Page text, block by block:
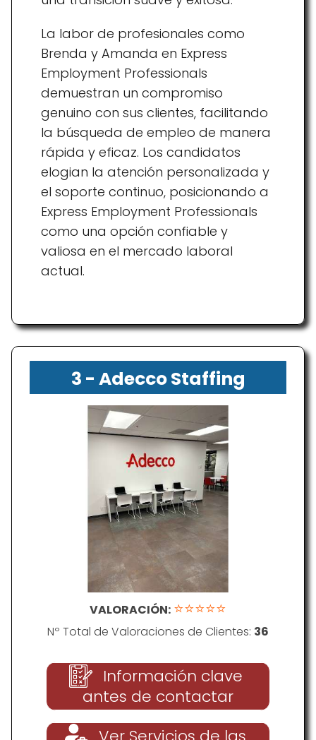
La labor de profesionales como
Brenda y Amanda en Express
Employment Professionals
demuestran un compromiso
genuino con sus clientes, facilitando
la búsqueda de empleo de manera
rápida y eficaz. Los candidatos
elogian la atención personalizada y
el soporte continuo, posicionando a
Express Employment Professionals
como una opción confiable y
valiosa en el mercado laboral
actual.
3 - Adecco Staffing
VALORACIÓN: ⭐⭐⭐⭐⭐
Nº Total de Valoraciones de Clientes: 36
Información clave
antes de contactar